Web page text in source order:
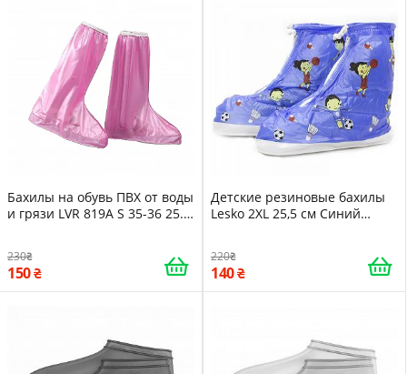
Бахилы на обувь ПВХ от воды
и грязи LVR 819A S 35-36 25.5
230
150
Детские резиновые бахилы
Lesko 2XL 25,5 см Синий
220
140